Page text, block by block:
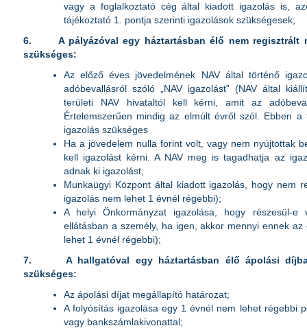
vagy a foglalkoztató cég által kiadott igazolás is,
tájékoztató 1. pontja szerinti igazolások szükségesek;
6. A pályázóval egy háztartásban élő nem regisztrált
szükséges:
Az előző éves jövedelmének NAV által történő
adóbevallásról szóló „NAV igazolást” (NAV által
területi NAV hivataltól kell kérni, amit az
Értelemszerűen mindig az elmúlt évről szól. Ebben
igazolás szükséges
Ha a jövedelem nulla forint volt, vagy nem nyújtottak
kell igazolást kérni. A NAV meg is tagadhatja az
adnak ki igazolást;
Munkaügyi Központ által kiadott igazolás, hogy nem
igazolás nem lehet 1 évnél régebbi);
A helyi Önkormányzat igazolása, hogy részesül-e
ellátásban a személy, ha igen, akkor mennyi ennek
lehet 1 évnél régebbi);
7.A hallgatóval egy háztartásban élő ápolási
szükséges:
Az ápolási díjat megállapító határozat;
A folyósítás igazolása egy 1 évnél nem lehet régebbi
vagy bankszámlakivonattal;